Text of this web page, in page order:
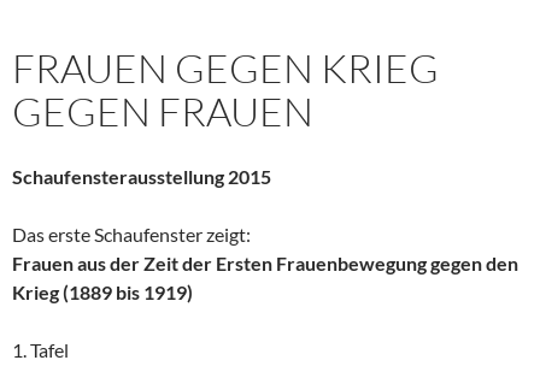
FRAUEN GEGEN KRIEG
GEGEN FRAUEN
Schaufensterausstellung 2015
Das erste Schaufenster zeigt:
Frauen aus der Zeit der Ersten Frauenbewegung gegen den
Krieg (1889 bis 1919)
1. Tafel